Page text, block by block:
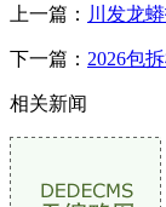
上一篇： 川发龙
下一篇： 2026包
相关新闻